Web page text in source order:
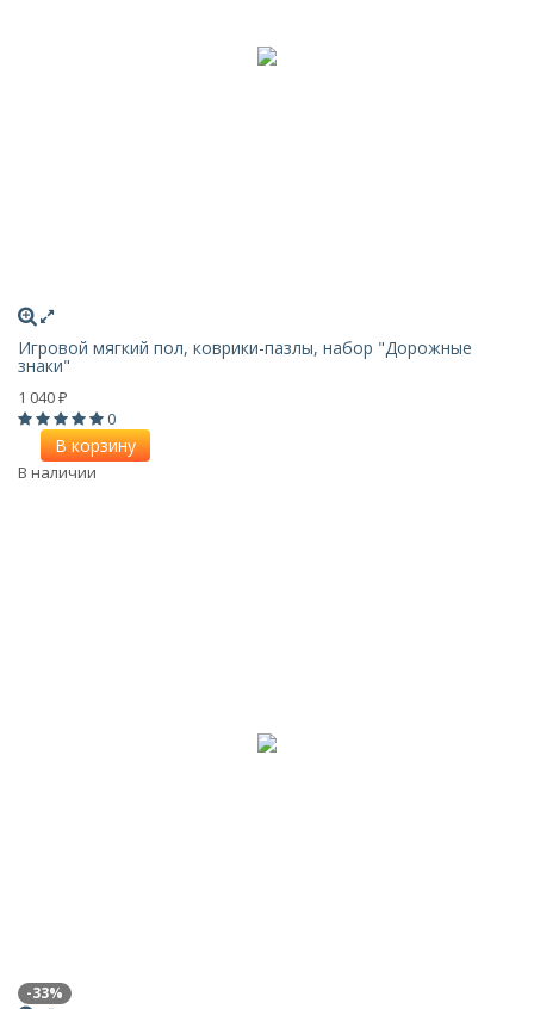
Игровой мягкий пол, коврики-пазлы, набор "Дорожные
знаки"
1 040 ₽
0
В корзину
В наличии
-33%